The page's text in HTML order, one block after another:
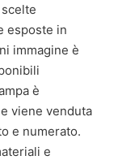
esposte in
immagine è
è
viene venduta
e numerato.
e